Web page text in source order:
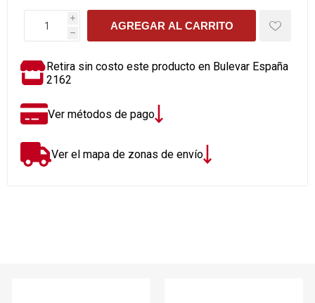
i
h
AGREGAR AL CARRITO
Retira sin costo este producto en Bulevar España
2162
Ver métodos de pago
Ver el mapa de zonas de envío